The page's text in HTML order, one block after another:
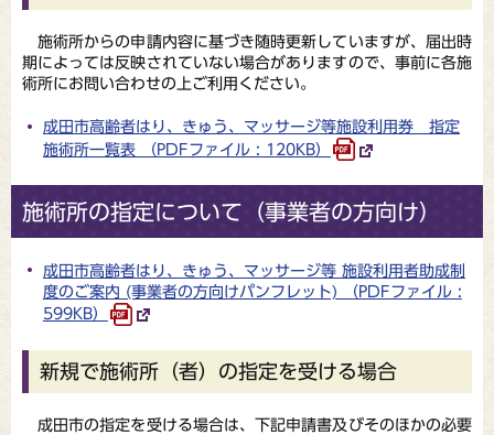
施術所からの申請内容に基づき随時更新していますが、届出時
期によっては反映されていない場合がありますので、事前に各施
術所にお問い合わせの上ご利用ください。
成田市高齢者はり、きゅう、マッサージ等施設利用券 指定
施術所一覧表 （PDFファイル : 120KB）
施術所の指定について（事業者の方向け）
成田市高齢者はり、きゅう、マッサージ等 施設利用者助成制
度のご案内 (事業者の方向けパンフレット) （PDFファイル :
599KB）
新規で施術所（者）の指定を受ける場合
成田市の指定を受ける場合は、下記申請書及びそのほかの必要